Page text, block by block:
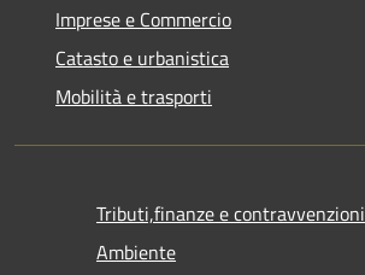
Imprese e Commercio
Catasto e urbanistica
Mobilità e trasporti
Tributi,finanze e contravvenzioni
Ambiente